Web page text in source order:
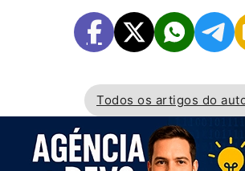
Todos os artigos do